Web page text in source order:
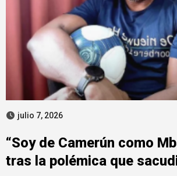
julio 7, 2026
“Soy de Camerún como
tras la polémica que